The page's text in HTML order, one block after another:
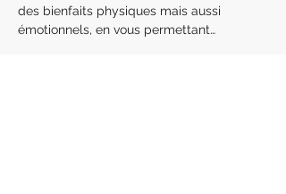
des bienfaits physiques mais aussi
émotionnels, en vous permettant…